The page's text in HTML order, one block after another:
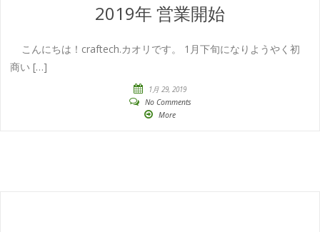
2019年 営業開始
こんにちは！craftech.カオリです。 1月下旬になりようやく初
商い […]
1月 29, 2019
No Comments
More